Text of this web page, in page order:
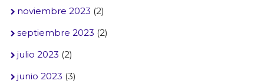
noviembre 2023 (2)
septiembre 2023 (2)
julio 2023 (2)
junio 2023 (3)